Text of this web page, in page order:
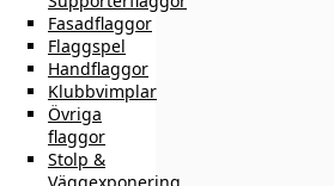
Fasadflaggor
Flaggspel
Handflaggor
Klubbvimplar
Övriga
flaggor
Stolp &